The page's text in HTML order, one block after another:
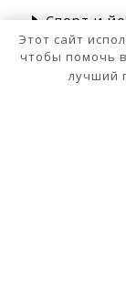
Спорт и
Этот сайт
чтобы помочь
лучший